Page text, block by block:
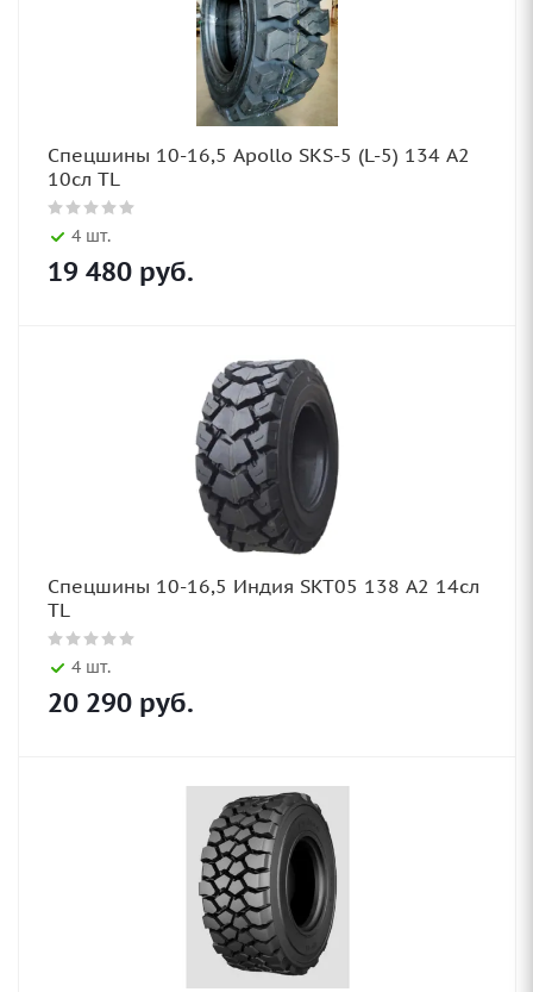
Спецшины 10-16,5 Apollo SKS-5 (L-5) 134 A2
10сл TL
4 шт.
19 480 руб.
Спецшины 10-16,5 Индия SKT05 138 A2 14сл
TL
4 шт.
20 290 руб.